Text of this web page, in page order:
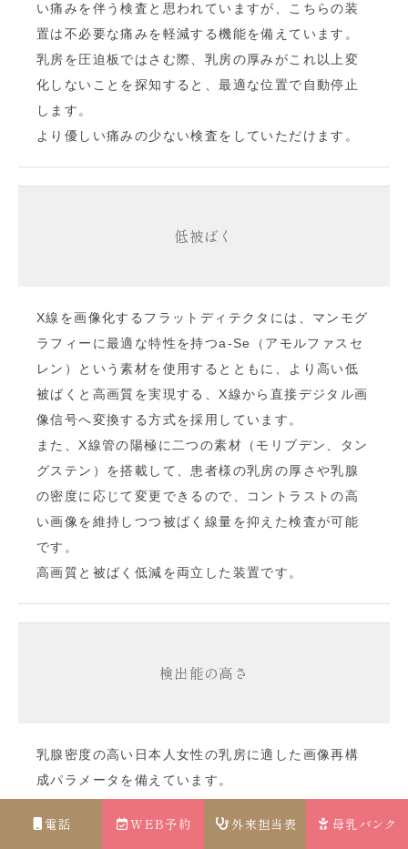
電話 WEB予約 外来担当表 母乳バンク
い痛みを伴う検査と思われていますが、こちらの装
置は不必要な痛みを軽減する機能を備えています。
乳房を圧迫板ではさむ際、乳房の厚みがこれ以上変
化しないことを探知すると、最適な位置で自動停止
します。
より優しい痛みの少ない検査をしていただけます。
低被ばく
X線を画像化するフラットディテクタには、マンモグ
ラフィーに最適な特性を持つa-Se（アモルファスセ
レン）という素材を使用するとともに、より高い低
被ばくと高画質を実現する、X線から直接デジタル画
像信号へ変換する方式を採用しています。
また、X線管の陽極に二つの素材（モリブデン、タン
グステン）を搭載して、患者様の乳房の厚さや乳腺
の密度に応じて変更できるので、コントラストの高
い画像を維持しつつ被ばく線量を抑えた検査が可能
です。
高画質と被ばく低減を両立した装置です。
検出能の高さ
乳腺密度の高い日本人女性の乳房に適した画像再構
成パラメータを備えています。
す。